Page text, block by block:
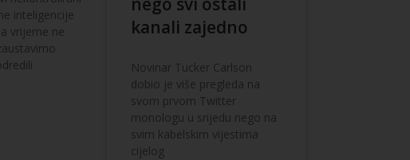
inteligencije
vrijeme ne
kanali zajedno
Novinar Tucker Carlson
dobio je više pregleda na
svom prvom Twitter
monologu u srijedu nego na
svim kabelskim vijestima
cijelog